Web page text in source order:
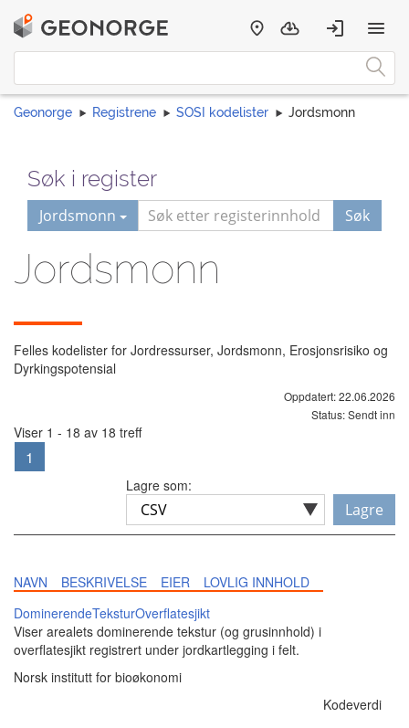
Geonorge Registrene SOSI kodelister Jordsmonn
Søk i register
Jordsmonn Søk
Jordsmonn
Felles kodelister for Jordressurser, Jordsmonn, Erosjonsrisiko og
Dyrkingspotensial
Oppdatert: 22.06.2026
Status: Sendt inn
Viser 1 - 18 av 18 treff
1
Lagre som:
Lagre
NAVN BESKRIVELSE EIER
LOVLIG INNHOLD
DominerendeTeksturOverflatesjikt
Viser arealets dominerende tekstur (og grusinnhold) i
overflatesjikt registrert under jordkartlegging i felt.
Norsk institutt for bioøkonomi
Kodeverdi